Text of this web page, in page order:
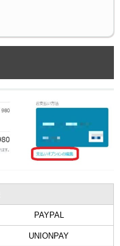
PAYPAL
UNIONPAY